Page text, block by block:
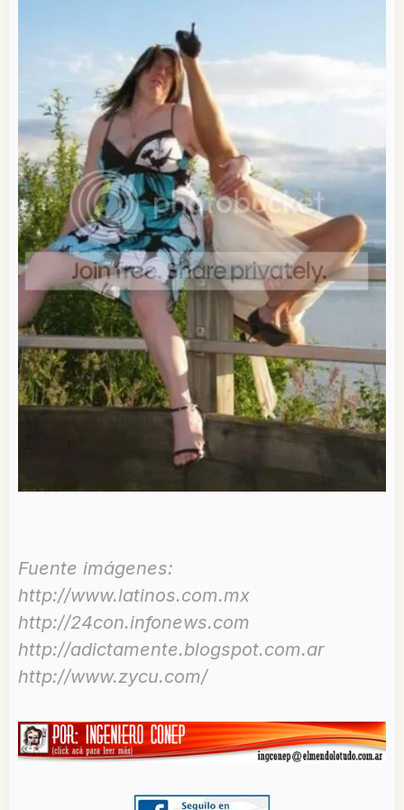
Fuente imágenes:
http://www.latinos.com.mx
http://24con.infonews.com
http://adictamente.blogspot.com.ar
http://www.zycu.com/